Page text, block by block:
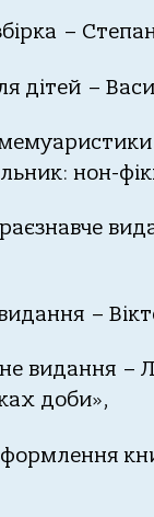
–
дітей –
нон-
–
видання –
доби»,